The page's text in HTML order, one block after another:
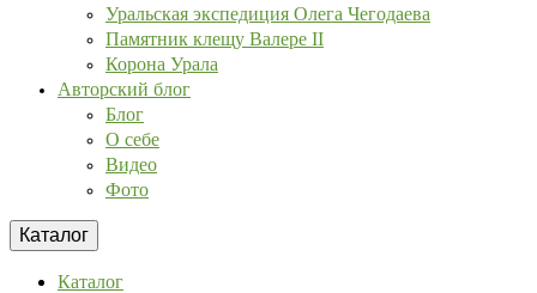
Уральская экспедиция Олега Чегодаева
Памятник клещу Валере II
Корона Урала
Авторский блог
Блог
О себе
Видео
Фото
Каталог
Каталог